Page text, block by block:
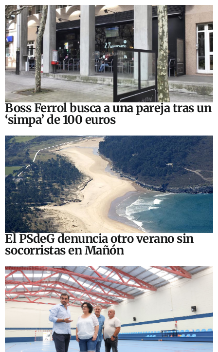
Boss Ferrol busca a una pareja tras un
‘simpa’ de 100 euros
El PSdeG denuncia otro verano sin
socorristas en Mañón